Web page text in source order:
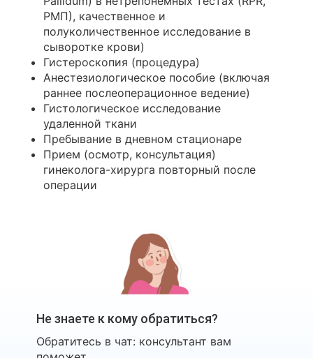
РМП), качественное и
полуколичественное исследование в
сыворотке крови)
Гистероскопия (процедура)
Анестезиологическое пособие (включая
раннее послеоперационное ведение)
Гистологическое исследование
удаленной ткани
Пребывание в дневном стационаре
Прием (осмотр, консультация)
гинеколога-хирурга повторный после
операции
Не знаете к кому обратиться?
Обратитесь в чат: консультант вам